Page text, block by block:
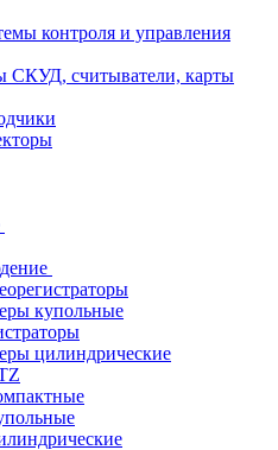
контроля и управления
СКУД, считыватели, карты
купольные
цилиндрические